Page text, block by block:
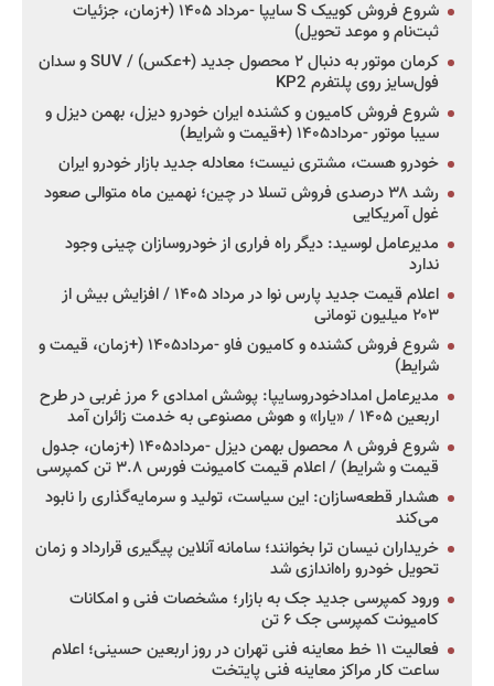
شروع فروش کوییک S سایپا -مرداد ۱۴۰۵ (+زمان، جزئیات
ثبت‌نام و موعد تحویل)
کرمان موتور به دنبال ۲ محصول جدید (+عکس) / SUV و سدان
فول‌سایز روی پلتفرم KP2
شروع فروش کامیون و کشنده ایران خودرو دیزل، بهمن دیزل و
سیبا موتور -مرداد۱۴۰۵ (+قیمت و شرایط)
خودرو هست، مشتری نیست؛ معادله جدید بازار خودرو ایران
رشد ۳۸ درصدی فروش تسلا در چین؛ نهمین ماه متوالی صعود
غول آمریکایی
مدیرعامل لوسید: دیگر راه فراری از خودروسازان چینی وجود
ندارد
اعلام قیمت جدید پارس نوا در مرداد ۱۴۰۵ / افزایش بیش از
۲۰۳ میلیون تومانی
شروع فروش کشنده و کامیون فاو -مرداد۱۴۰۵ (+زمان، قیمت و
شرایط)
مدیرعامل امدادخودروسایپا: پوشش امدادی ۶ مرز غربی در طرح
اربعین ۱۴۰۵ / «یارا» و هوش مصنوعی به خدمت زائران آمد
شروع فروش ۸ محصول بهمن دیزل -مرداد۱۴۰۵ (+زمان، جدول
قیمت و شرایط) / اعلام قیمت کامیونت فورس ۳.۸ تن کمپرسی
هشدار قطعه‌سازان: این سیاست، تولید و سرمایه‌گذاری را نابود
می‌کند
خریداران نیسان ترا بخوانند؛ سامانه آنلاین پیگیری قرارداد و زمان
تحویل خودرو راه‌اندازی شد
ورود کمپرسی جدید جک به بازار؛ مشخصات فنی و امکانات
کامیونت کمپرسی جک ۶ تن
فعالیت ۱۱ خط معاینه فنی تهران در روز اربعین حسینی؛ اعلام
ساعت کار مراکز معاینه فنی پایتخت